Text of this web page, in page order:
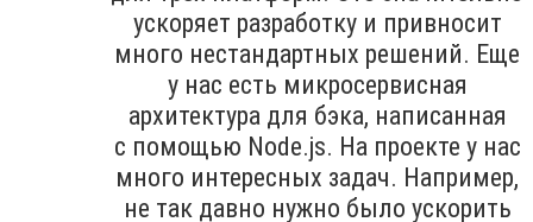
ускоряет разработку и привносит
много нестандартных решений. Еще
у нас есть микросервисная
архитектура для бэка, написанная
с помощью Node.js. На проекте у нас
много интересных задач. Например,
не так давно нужно было ускорить